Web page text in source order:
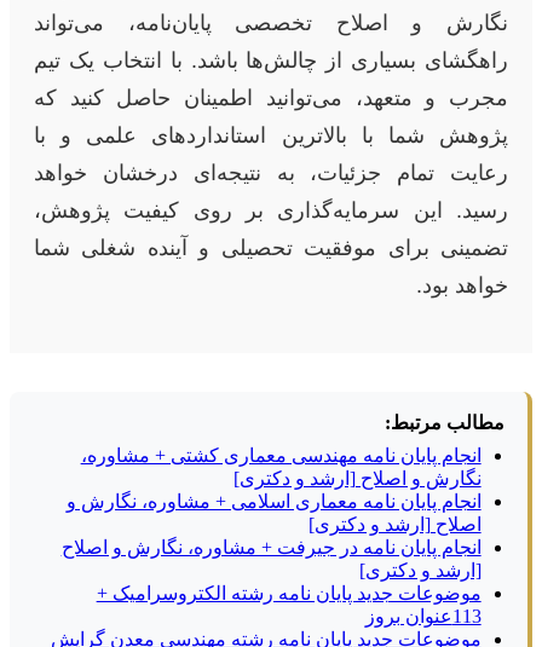
نگارش و اصلاح تخصصی پایان‌نامه، می‌تواند
راهگشای بسیاری از چالش‌ها باشد. با انتخاب یک تیم
مجرب و متعهد، می‌توانید اطمینان حاصل کنید که
پژوهش شما با بالاترین استانداردهای علمی و با
رعایت تمام جزئیات، به نتیجه‌ای درخشان خواهد
رسید. این سرمایه‌گذاری بر روی کیفیت پژوهش،
تضمینی برای موفقیت تحصیلی و آینده شغلی شما
خواهد بود.
مطالب مرتبط:
انجام پایان نامه مهندسی معماری کشتی + مشاوره،
نگارش و اصلاح [ارشد و دکتری]
انجام پایان نامه معماری اسلامی + مشاوره، نگارش و
اصلاح [ارشد و دکتری]
انجام پایان نامه در جیرفت + مشاوره، نگارش و اصلاح
[ارشد و دکتری]
موضوعات جدید پایان نامه رشته الکتروسرامیک +
113عنوان بروز
موضوعات جدید پایان نامه رشته مهندسی معدن گرایش